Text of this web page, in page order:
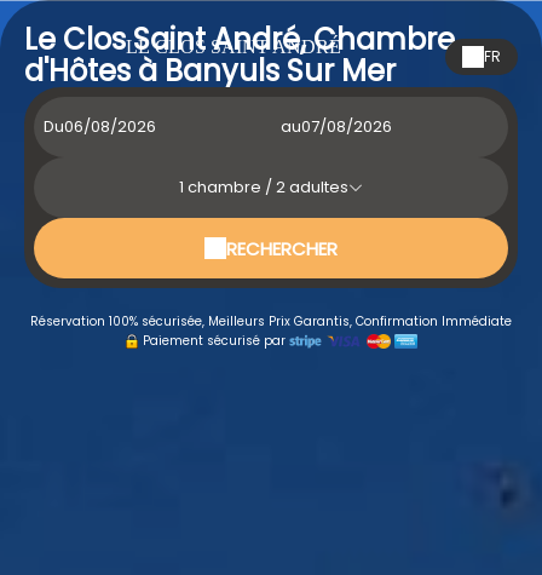
LE CLOS SAINT ANDRÉ FR
Le Clos Saint André, Chambre
d'Hôtes à Banyuls Sur Mer
Du au
1 chambre /2adultes
RECHERCHER
Réservation 100% sécurisée, Meilleurs Prix Garantis, Confirmation Immédiate
Paiement sécurisé par